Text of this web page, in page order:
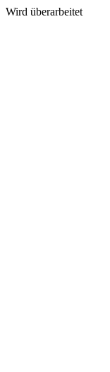
Wird überarbeitet